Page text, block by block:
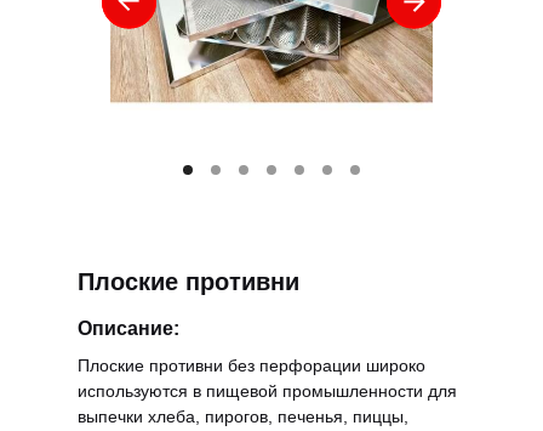
Плоские противни
Плоские противни без перфорации широко
используются в пищевой промышленности для
выпечки хлеба, пирогов, печенья, пиццы,
Описание: